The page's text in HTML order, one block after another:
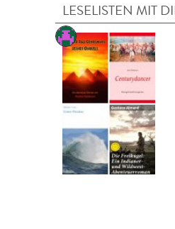
LESELISTEN MIT